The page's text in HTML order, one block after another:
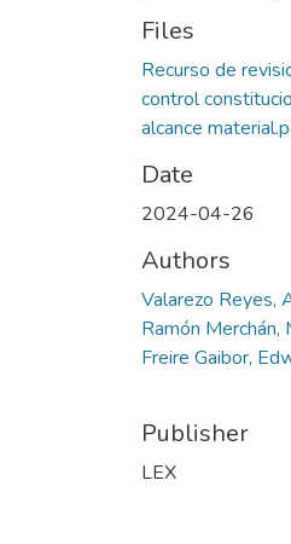
Files
Recurso de
control
alcance
Date
2024-04-26
Authors
Valarezo Reyes,
Ramón Merchán,
Freire Gaibor,
Publisher
LEX